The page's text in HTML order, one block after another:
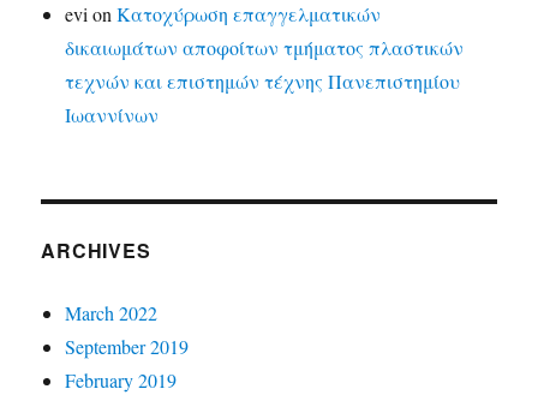
evi onΚατοχύρωση επαγγελματικών
δικαιωμάτων αποφοίτων τμήματος πλαστικών
τεχνών και επιστημών τέχνης Πανεπιστημίου
Ιωαννίνων
ARCHIVES
March 2022
September 2019
February 2019